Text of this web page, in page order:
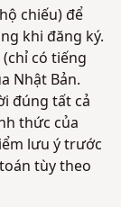
chiếu) để
khi đăng ký.
có tiếng
Nhật Bản.
đúng tất cả
thức của
lưu ý trước
tùy theo